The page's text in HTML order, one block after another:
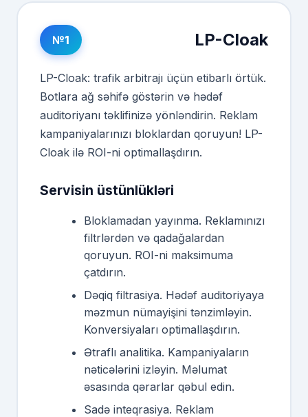
№1 LP-Cloak
LP-Cloak: trafik arbitrajı üçün etibarlı örtük.
Botlara ağ səhifə göstərin və hədəf
auditoriyanı təklifinizə yönləndirin. Reklam
kampaniyalarınızı bloklardan qoruyun! LP-
Cloak ilə ROI-ni optimallaşdırın.
Servisin üstünlükləri
Bloklamadan yayınma. Reklamınızı
filtrlərdən və qadağalardan
qoruyun. ROI-ni maksimuma
çatdırın.
Dəqiq filtrasiya. Hədəf auditoriyaya
məzmun nümayişini tənzimləyin.
Konversiyaları optimallaşdırın.
Ətraflı analitika. Kampaniyaların
nəticələrini izləyin. Məlumat
əsasında qərarlar qəbul edin.
Sadə inteqrasiya. Reklam